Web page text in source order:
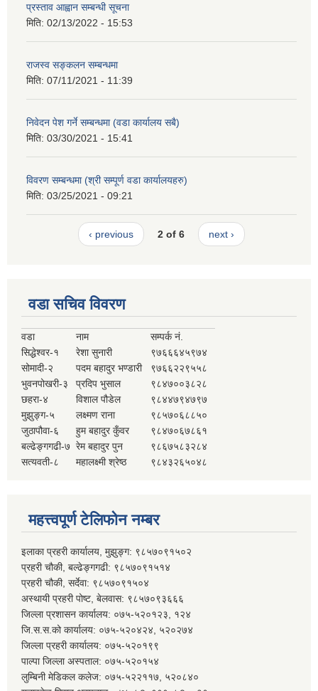
प्रस्ताव आह्वान सम्बन्धी सूचना
मिति: 02/13/2022 - 15:53
राजस्व सङ्कलन सम्बन्धमा
मिति: 07/11/2021 - 11:39
निवेदन पेश गर्ने सम्बन्धमा (वडा कार्यालय सबै)
मिति: 03/30/2021 - 15:41
विवरण सम्बन्धमा (श्री सम्पूर्ण वडा कार्यालयहरु)
मिति: 03/25/2021 - 09:21
‹ previous 2 of 6 next ›
वडा सचिव विवरण
वडा नाम
सम्पर्क नं.
सिद्धेश्वर-१
रेशा सुनारी
९७६६६४५९७४
सोमादी-२
पदम बहादुर भण्डारी
९७६६२२९५५८
भुवनपोखरी-३
प्रदिप भुसाल
९८४७००३८२८
छहरा-४
विशाल पौडेल
९८४४७९४७९७
मुझुङ्ग-५
लक्ष्मण राना
९८५७०६८८५०
जुठापौवा-६
हुम बहादुर कुँवर
९८४७०६७८६१
बल्ढेङ्गगढी-७ रेम बहादुर पुन
९८६७५८३२८४
सत्यवती-८
महालक्ष्मी श्रेष्ठ ९८४३२६५०४८
महत्त्वपूर्ण टेलिफोन नम्बर
इलाका प्रहरी कार्यालय, मुझुङ्ग: ९८५७०९१५०२
प्रहरी चौकी, बल्ढेङ्गगढी: ९८५७०९१५१४
प्रहरी चौकी, सर्देवा: ९८५७०९१५०४
अस्थायी प्रहरी पोष्ट, बेलवास: ९८५७०९३६६६
जिल्ला प्रशासन कार्यालय: ०७५-५२०१२३, १२४
जि.स.स.को कार्यालय: ०७५-५२०४२४, ५२०२७४
जिल्ला प्रहरी कार्यालय: ०७५-५२०१९९
पाल्पा जिल्ला अस्पताल: ०७५-५२०१५४
लुम्बिनी मेडिकल कलेज: ०७५-५२२११७, ५२०८४०